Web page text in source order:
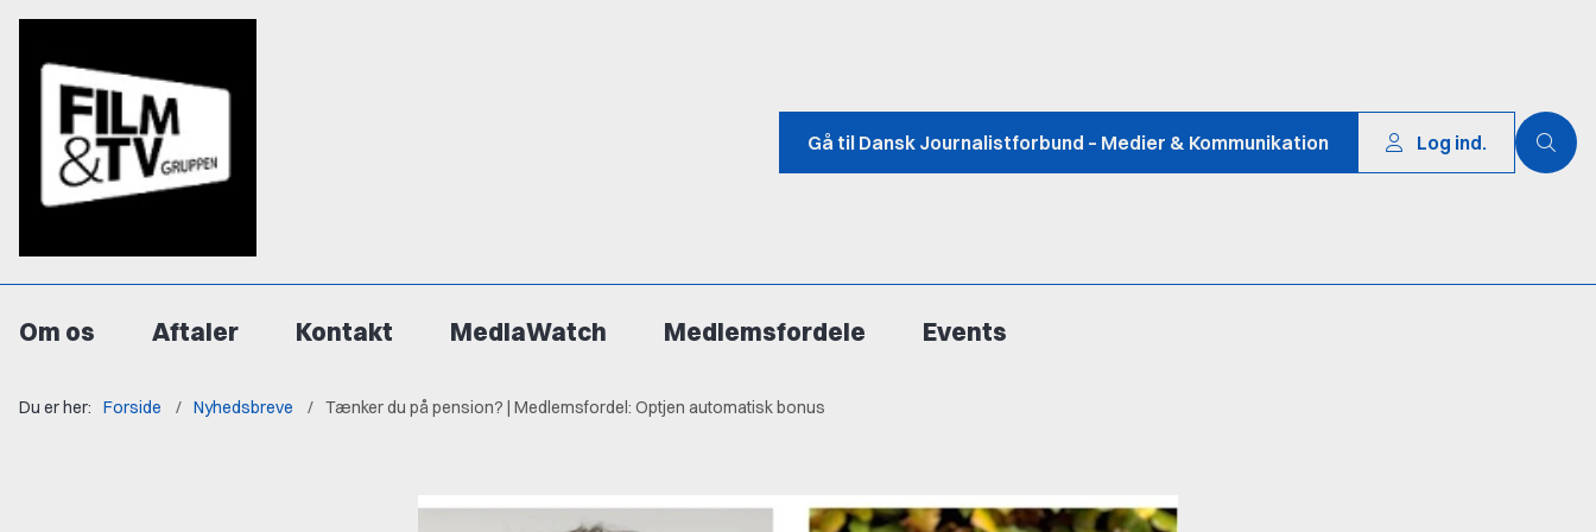
Gå til Dansk Journalistforbund – Medier & Kommunikation Log ind.
Om os Aftaler Kontakt MediaWatch Medlemsfordele Events
Du er her: Forside Nyhedsbreve Tænker du på pension? | Medlemsfordel: Optjen automatisk bonus